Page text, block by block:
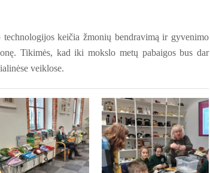
keičia žmonių bendravimą ir gyvenimo
Tikimės, kad iki mokslo metų pabaigos bus dar
veiklose.